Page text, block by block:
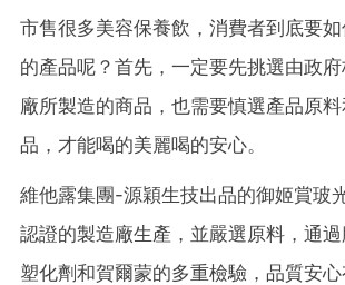
市售很多美容保養飲，消費者到底要
的產品呢？首先，一定要先挑選由政
廠所製造的商品，也需要慎選產品原
品，才能喝的美麗喝的安心。
維他露集團-源穎生技出品的御姬賞玻
認證的製造廠生產，並嚴選原料，通
塑化劑和賀爾蒙的多重檢驗，品質安